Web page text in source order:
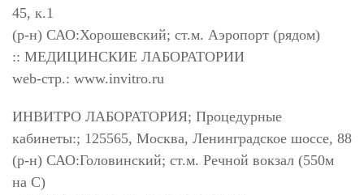
45, к.1
(р-н) САО:Хорошевский; ст.м. Аэропорт (рядом)
:: МЕДИЦИНСКИЕ ЛАБОРАТОРИИ
web-стр.: www.invitro.ru
ИНВИТРО ЛАБОРАТОРИЯ; Процедурные
кабинеты:; 125565, Москва, Ленинградское шоссе, 88
(р-н) САО:Головинский; ст.м. Речной вокзал (550м
на С)